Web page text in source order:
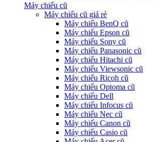
Máy chiếu cũ
Máy chiếu cũ giá rẻ
Máy chiếu BenQ cũ
Máy chiếu Epson cũ
Máy chiếu Sony cũ
Máy chiếu Panasonic cũ
Máy chiếu Hitachi cũ
Máy chiếu Viewsonic cũ
Máy chiếu Ricoh cũ
Máy chiếu Optoma cũ
Máy chiếu Dell
Máy chiếu Infocus cũ
Máy chiếu Nec cũ
Máy chiếu Canon cũ
Máy chiếu Casio cũ